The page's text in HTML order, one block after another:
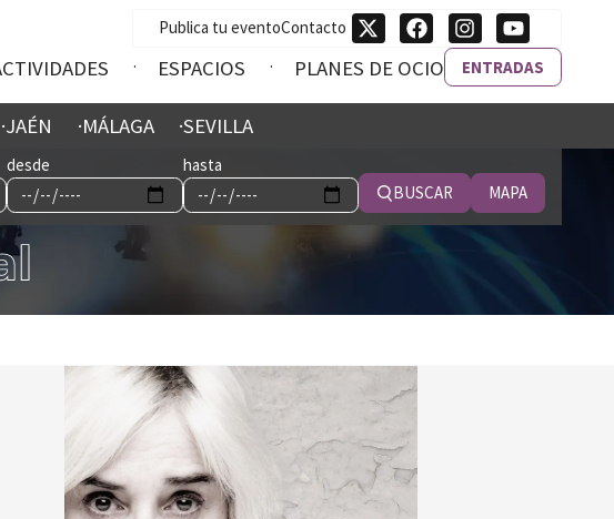
ESPACIOS PLANES DE OCIO ENTRADAS
Publica tu eventoContacto
JAÉN MÁLAGA SEVILLA
desde
hasta
BUSCAR
MAPA